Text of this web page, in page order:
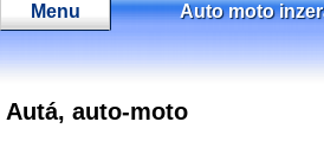
Menu Auto moto
Autá, auto-moto